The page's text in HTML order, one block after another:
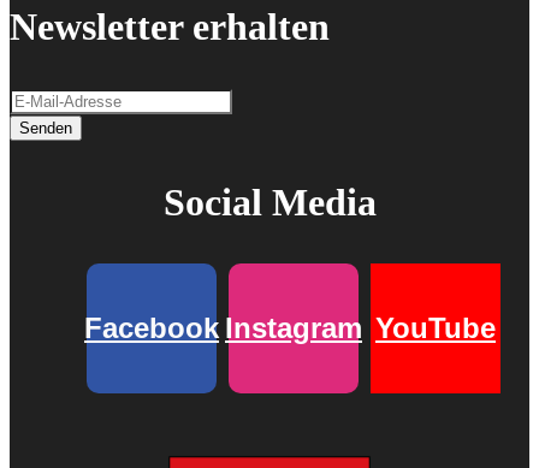
Newsletter erhalten
Senden
Social Media
Facebook Instagram YouTube